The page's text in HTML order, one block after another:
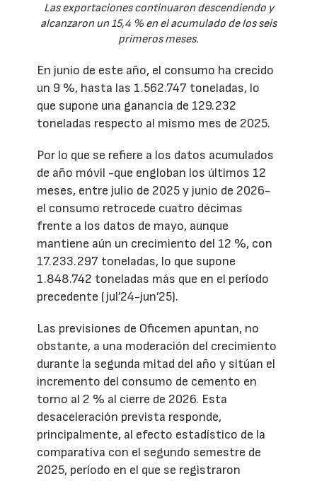
Las exportaciones continuaron descendiendo y
alcanzaron un 15,4 % en el acumulado de los seis
primeros meses.
En junio de este año, el consumo ha crecido
un 9 %, hasta las 1.562.747 toneladas, lo
que supone una ganancia de 129.232
toneladas respecto al mismo mes de 2025.
Por lo que se refiere a los datos acumulados
de año móvil -que engloban los últimos 12
meses, entre julio de 2025 y junio de 2026-
el consumo retrocede cuatro décimas
frente a los datos de mayo, aunque
mantiene aún un crecimiento del 12 %, con
17.233.297 toneladas, lo que supone
1.848.742 toneladas más que en el período
precedente (jul’24-jun’25).
Las previsiones de Oficemen apuntan, no
obstante, a una moderación del crecimiento
durante la segunda mitad del año y sitúan el
incremento del consumo de cemento en
torno al 2 % al cierre de 2026. Esta
desaceleración prevista responde,
principalmente, al efecto estadístico de la
comparativa con el segundo semestre de
2025, período en el que se registraron